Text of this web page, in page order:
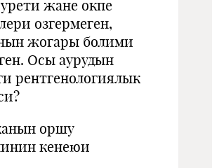
жане окпе
озгермеген,
жогары болими
Осы аурудын
рентгенологиялык
оршу
кенеюи